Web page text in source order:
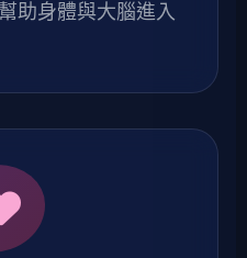
助身體與大腦進入